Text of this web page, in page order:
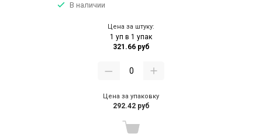
В наличии
Цена за штуку:
1 уп в 1 упак
321.66 руб
Цена за упаковку
292.42 руб